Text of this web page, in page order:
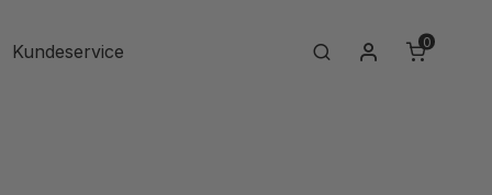
Kundeservice Search Min konto
0